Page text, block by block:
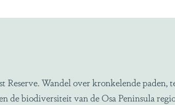
Reserve. Wandel over kronkelende paden,
de biodiversiteit van de Osa Peninsula